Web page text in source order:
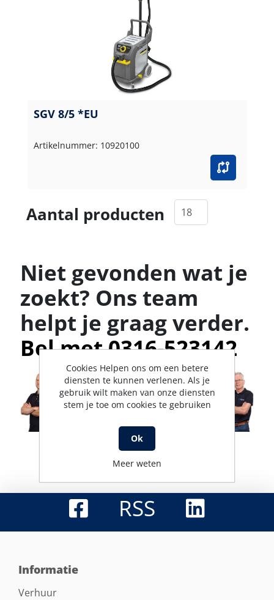
SGV 8/5 *EU
Artikelnummer: 10920100
Aantal producten
Niet gevonden wat je
zoekt? Ons team
helpt je graag verder.
Bel met 0316-523142
RSS
Informatie
Verhuur
Cookies Helpen ons om een betere
diensten te kunnen verlenen. Als je
gebruik wilt maken van onze diensten
stem je toe om cookies te gebruiken
Ok
Meer weten